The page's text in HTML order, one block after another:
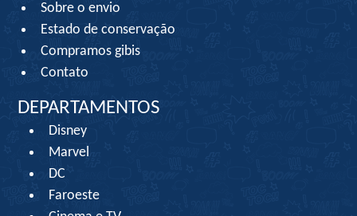
Sobre o envio
Estado de conservação
Compramos gibis
Contato
DEPARTAMENTOS
Disney
Marvel
DC
Faroeste